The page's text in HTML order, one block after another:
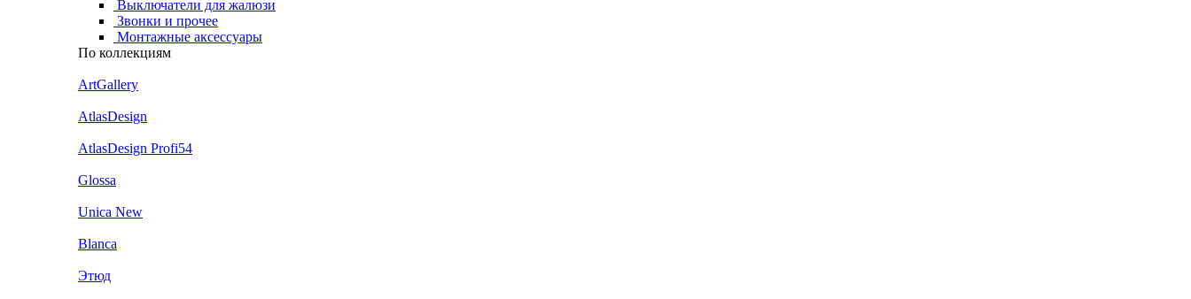
Выключатели для жалюзи
Звонки и прочее
Монтажные аксессуары
По коллекциям
ArtGallery
AtlasDesign
AtlasDesign Profi54
Glossa
Unica New
Blanca
Этюд